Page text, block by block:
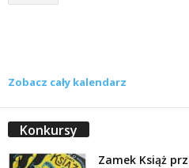
Zobacz cały kalendarz
Konkursy
Zamek Książ